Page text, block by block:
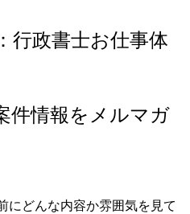
行政書士お仕事体
件情報をメルマガ
にどんな内容か雰囲気を見て